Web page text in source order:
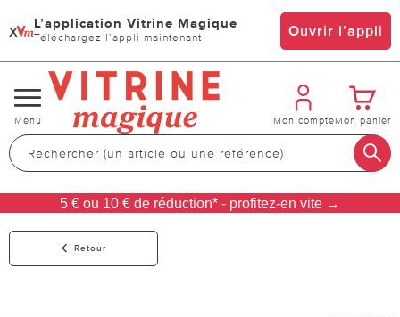
x L’application Vitrine Magique
Téléchargez l’appli maintenant Ouvrir l’appli
Changer
de
navigation
Menu Mon compteMon panier
5 € ou 10 € de réduction* - profitez-en vite →
Retour